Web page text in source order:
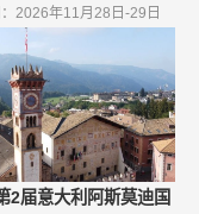
2026年11月28日-29日
日期：2026年10月9日如
2届意大利阿斯莫迪国